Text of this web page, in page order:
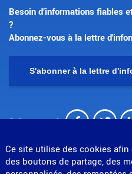
Ce site utilise des cookies
des boutons de partage, des
Besoin d’informations fiables
?
Abonnez-vous à la lettre
S'abonner à la lettre
Suivez-nous !